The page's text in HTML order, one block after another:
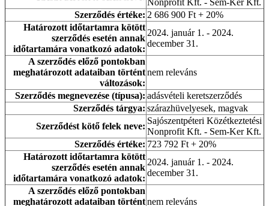
Szerződés értéke: 2 686 900 Ft + 20%
Határozott időtartamra kötött
szerződés esetén annak
időtartamára vonatkozó adatok:
2024. január 1. - 2024.
december 31.
A szerződés előző pontokban
meghatározott adataiban történt
változások:
nem releváns
Szerződés megnevezése (típusa): adásvételi keretszerződés
Szerződés tárgya: szárazhüvelyesek, magvak
Szerződést kötő felek neve:
Sajószentpéteri Közétkeztetési
Nonprofit Kft. - Sem-Ker Kft.
Szerződés értéke: 723 792 Ft + 20%
Határozott időtartamra kötött
szerződés esetén annak
időtartamára vonatkozó adatok:
2024. január 1. - 2024.
december 31.
A szerződés előző pontokban
meghatározott adataiban történtnem releváns